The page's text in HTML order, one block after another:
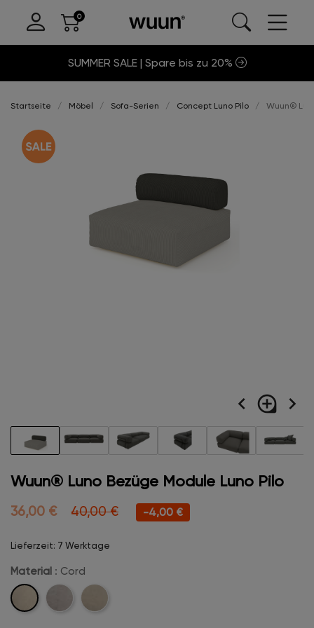
SUMMER SALE | Spare bis zu 20%
Startseite Möbel Sofa-Serien Concept Luno Pilo Wuun®
navigate_before loupe navigate_next
Wuun® Luno Bezüge Module Luno Pilo
36,00 € 40,00 € -4,00 €
Lieferzeit: 7 Werktage
Material : Cord
Cord Velvet Boucle